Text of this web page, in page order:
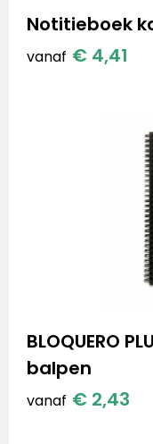
Notitieboek
vanaf € 4,41
BLOQUERO
balpen
vanaf € 2,43